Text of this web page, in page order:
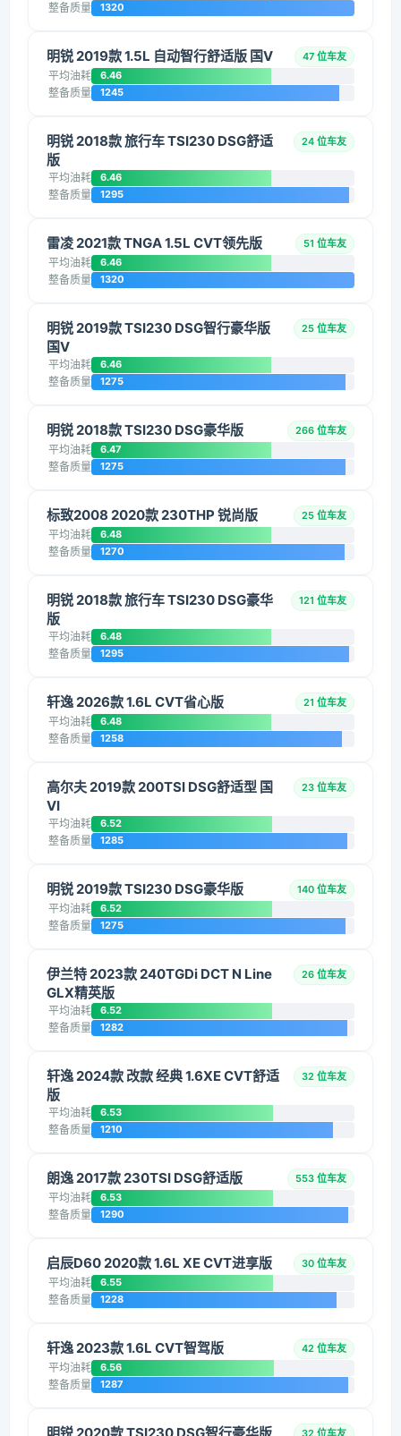
整备质量 1320
明锐 2019款 1.5L 自动智行舒适版 国V 47 位车友
平均油耗 6.46
整备质量 1245
明锐 2018款 旅行车 TSI230 DSG舒适
版
24 位车友
平均油耗 6.46
整备质量 1295
雷凌 2021款 TNGA 1.5L CVT领先版 51 位车友
平均油耗 6.46
整备质量 1320
明锐 2019款 TSI230 DSG智行豪华版
国V
25 位车友
平均油耗 6.46
整备质量 1275
明锐 2018款 TSI230 DSG豪华版 266 位车友
平均油耗 6.47
整备质量 1275
标致2008 2020款 230THP 锐尚版 25 位车友
平均油耗 6.48
整备质量 1270
明锐 2018款 旅行车 TSI230 DSG豪华
版
121 位车友
平均油耗 6.48
整备质量 1295
轩逸 2026款 1.6L CVT省心版 21 位车友
平均油耗 6.48
整备质量 1258
高尔夫 2019款 200TSI DSG舒适型 国
VI
23 位车友
平均油耗 6.52
整备质量 1285
明锐 2019款 TSI230 DSG豪华版 140 位车友
平均油耗 6.52
整备质量 1275
伊兰特 2023款 240TGDi DCT N Line
GLX精英版
26 位车友
平均油耗 6.52
整备质量 1282
轩逸 2024款 改款 经典 1.6XE CVT舒适
版
32 位车友
平均油耗 6.53
整备质量 1210
朗逸 2017款 230TSI DSG舒适版 553 位车友
平均油耗 6.53
整备质量 1290
启辰D60 2020款 1.6L XE CVT进享版 30 位车友
平均油耗 6.55
整备质量 1228
轩逸 2023款 1.6L CVT智驾版 42 位车友
平均油耗 6.56
整备质量 1287
32 位车友